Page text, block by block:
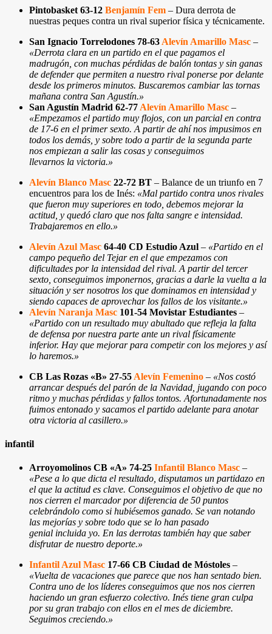
Pintobasket 63-12 Benjamín Fem – Dura derrota de
nuestras peques contra un rival superior física y técnicamente.
San Ignacio Torrelodones 78-63 Alevín Amarillo Masc –
«Derrota clara en un partido en el que pagamos el
madrugón, con muchas pérdidas de balón tontas y sin ganas
de defender que permiten a nuestro rival ponerse por delante
desde los primeros minutos. Buscaremos cambiar las tornas
mañana contra San Agustín.»
San Agustín Madrid 62-77 Alevín Amarillo Masc –
«Empezamos el partido muy flojos, con un parcial en contra
de 17-6 en el primer sexto. A partir de ahí nos impusimos en
todos los demás, y sobre todo a partir de la segunda parte
nos empiezan a salir las cosas y conseguimos
llevarnos la victoria.»
Alevín Blanco Masc 22-72 BT – Balance de un triunfo en 7
encuentros para los de Inés: «Mal partido contra unos rivales
que fueron muy superiores en todo, debemos mejorar la
actitud, y quedó claro que nos falta sangre e intensidad.
Trabajaremos en ello.»
Alevín Azul Masc 64-40 CD Estudio Azul – «Partido en el
campo pequeño del Tejar en el que empezamos con
dificultades por la intensidad del rival. A partir del tercer
sexto, conseguimos imponernos, gracias a darle la vuelta a la
situación y ser nosotros los que dominamos en intensidad y
siendo capaces de aprovechar los fallos de los visitante.»
Alevín Naranja Masc 101-54 Movistar Estudiantes –
«Partido con un resultado muy abultado que refleja la falta
de defensa por nuestra parte ante un rival físicamente
inferior. Hay que mejorar para competir con los mejores y así
lo haremos.»
CB Las Rozas «B» 27-55 Alevín Femenino – «Nos costó
arrancar después del parón de la Navidad, jugando con poco
ritmo y muchas pérdidas y fallos tontos. Afortunadamente nos
fuimos entonado y sacamos el partido adelante para anotar
otra victoria al casillero.»
infantil
Arroyomolinos CB «A» 74-25 Infantil Blanco Masc –
«Pese a lo que dicta el resultado, disputamos un partidazo en
el que la actitud es clave. Conseguimos el objetivo de que no
nos cierren el marcador por diferencia de 50 puntos
celebrándolo como si hubiésemos ganado. Se van notando
las mejorías y sobre todo que se lo han pasado
genial incluida yo. En las derrotas también hay que saber
disfrutar de nuestro deporte.»
Infantil Azul Masc 17-66 CB Ciudad de Móstoles –
«Vuelta de vacaciones que parece que nos han sentado bien.
Contra uno de los líderes conseguimos que nos nos cierren
haciendo un gran esfuerzo colectivo. Inés tiene gran culpa
por su gran trabajo con ellos en el mes de diciembre.
Seguimos creciendo.»